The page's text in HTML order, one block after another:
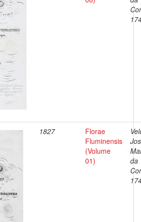
1827
Florae
Fluminensis
(Volume
01)
da